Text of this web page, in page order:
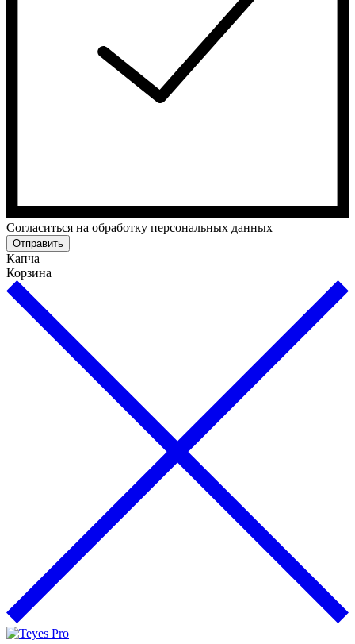
Cогласиться на обработку персональных данных
Отправить
Капча
Корзина